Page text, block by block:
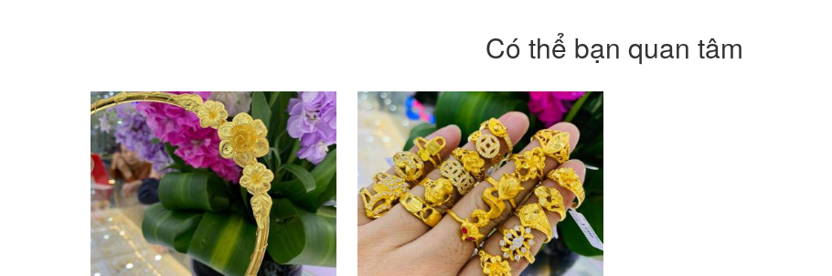
Có thể bạn quan tâm